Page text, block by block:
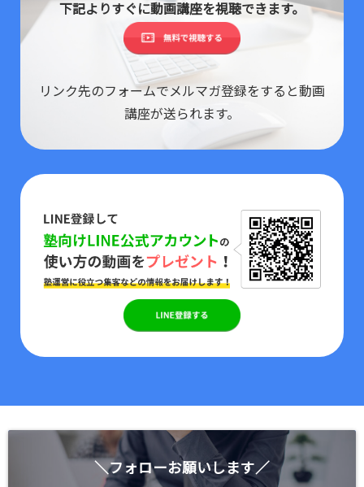
下記よりすぐに動画講座を視聴できます。
リンク先のフォームでメルマガ登録をすると動画
講座が送られます。
＼フォローお願いします／